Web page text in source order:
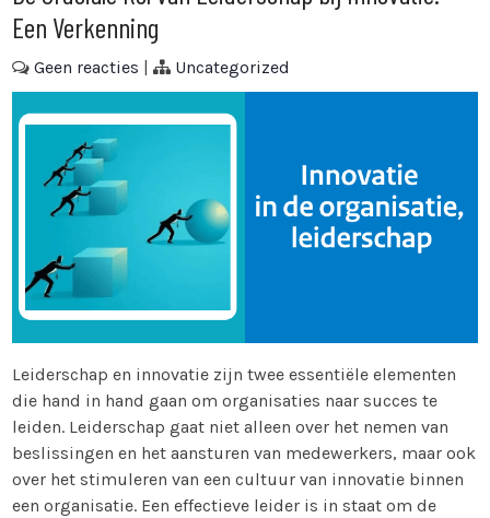
Een Verkenning
Geen reacties | Uncategorized
Leiderschap en innovatie zijn twee essentiële elementen
die hand in hand gaan om organisaties naar succes te
leiden. Leiderschap gaat niet alleen over het nemen van
beslissingen en het aansturen van medewerkers, maar ook
over het stimuleren van een cultuur van innovatie binnen
een organisatie. Een effectieve leider is in staat om de